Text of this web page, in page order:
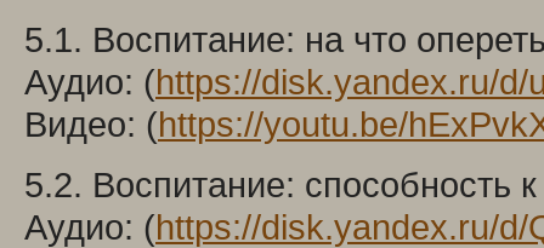
5.1. Воспитание: на что
Аудио: (https://disk.yandex.ru/d/
Видео: (https://youtu.be/
5.2. Воспитание: способность
Аудио: (https://disk.yandex.ru/d/